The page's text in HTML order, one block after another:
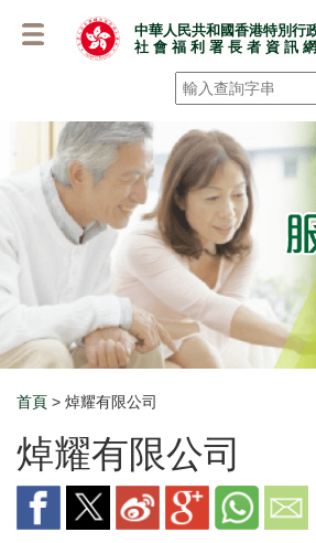
中華人民共和國香港特別行
社 會 福 利 署 長 者 資 訊 網
搜尋 *
Breadcrumb
首頁 > 焯耀有限公司
焯耀有限公司